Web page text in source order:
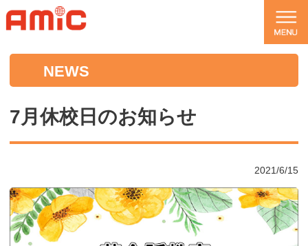
NEWS
7月休校日のお知らせ
2021/6/15